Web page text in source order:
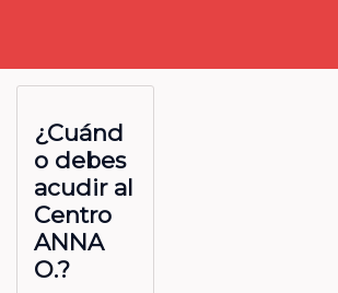
¿Cuánd
o debes
acudir al
Centro
ANNA
O.?